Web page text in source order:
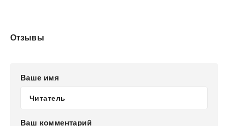
Отзывы
Ваше имя
Ваш комментарий